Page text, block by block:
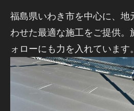
福島県いわき市を中心に、地
わせた最適な施工をご提供。
ォローにも力を入れています。